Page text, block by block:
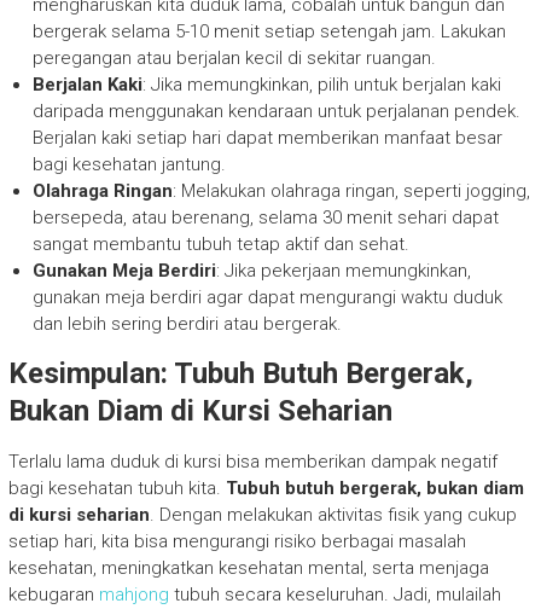
mengharuskan kita duduk lama, cobalah untuk bangun dan
bergerak selama 5-10 menit setiap setengah jam. Lakukan
peregangan atau berjalan kecil di sekitar ruangan.
Berjalan Kaki: Jika memungkinkan, pilih untuk berjalan kaki
daripada menggunakan kendaraan untuk perjalanan pendek.
Berjalan kaki setiap hari dapat memberikan manfaat besar
bagi kesehatan jantung.
Olahraga Ringan: Melakukan olahraga ringan, seperti jogging,
bersepeda, atau berenang, selama 30 menit sehari dapat
sangat membantu tubuh tetap aktif dan sehat.
Gunakan Meja Berdiri: Jika pekerjaan memungkinkan,
gunakan meja berdiri agar dapat mengurangi waktu duduk
dan lebih sering berdiri atau bergerak.
Kesimpulan: Tubuh Butuh Bergerak,
Bukan Diam di Kursi Seharian
Terlalu lama duduk di kursi bisa memberikan dampak negatif
bagi kesehatan tubuh kita. Tubuh butuh bergerak, bukan diam
di kursi seharian. Dengan melakukan aktivitas fisik yang cukup
setiap hari, kita bisa mengurangi risiko berbagai masalah
kesehatan, meningkatkan kesehatan mental, serta menjaga
kebugaran mahjong tubuh secara keseluruhan. Jadi, mulailah